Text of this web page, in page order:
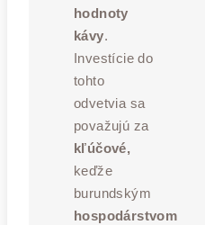
hodnoty
kávy.
Investície do
tohto
odvetvia sa
považujú za
kľúčové,
keďže
burundským
hospodárstvom